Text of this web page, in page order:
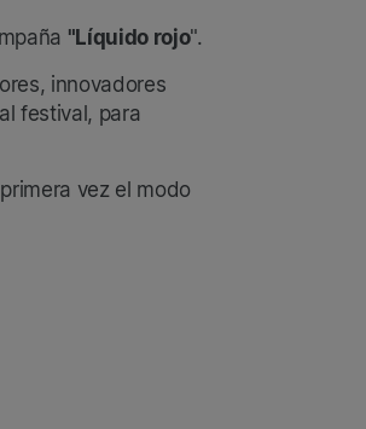
"Líquido rojo".
innovadores
festival, para
vez el modo